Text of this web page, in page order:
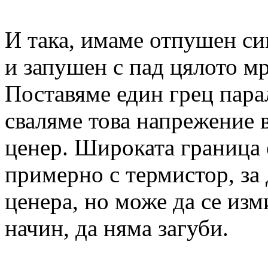
И така, имаме отпушен
и запушен с пад цялото
Поставяме един грец
сваляме това напрежение
ценер. Широката
примерно с термистор, за
ценера, но може да се
начин, да няма загуби.